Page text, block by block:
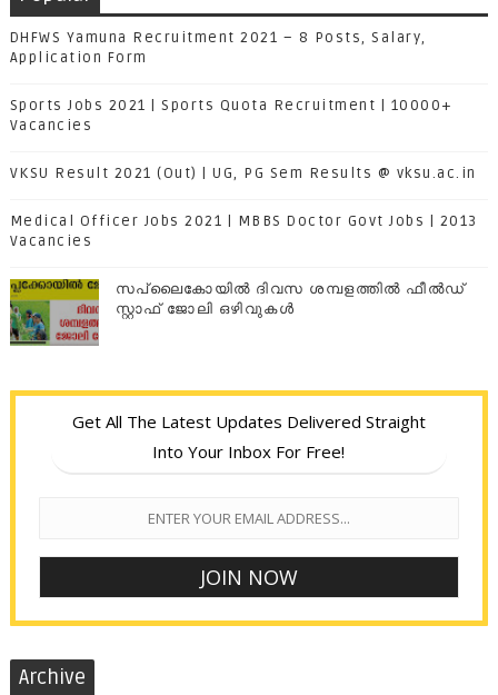
DHFWS Yamuna Recruitment 2021 – 8 Posts, Salary,
Application Form
Sports Jobs 2021 | Sports Quota Recruitment | 10000+
Vacancies
VKSU Result 2021 (Out) | UG, PG Sem Results @ vksu.ac.in
Medical Officer Jobs 2021 | MBBS Doctor Govt Jobs | 2013
Vacancies
സപ്ലൈകോയില്‍ ദിവസ ശമ്പളത്തിൽ ഫീല്‍ഡ്
സ്റ്റാഫ് ജോലി ഒഴിവുകൾ
Get All The Latest Updates Delivered Straight
Into Your Inbox For Free!
Archive